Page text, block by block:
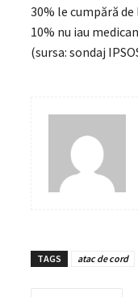
30% le cumpără
10% nu iau
(sursa: sondaj
TAGS atac de cord